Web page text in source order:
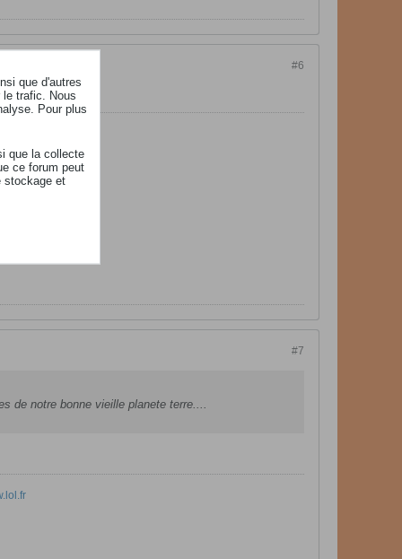
#6
#7
de notre bonne vieille planete terre....
que d'autres
trafic. Nous
Pour plus
que la collecte
ce forum peut
stockage et